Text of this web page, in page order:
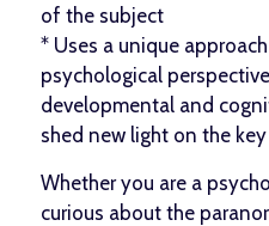
of the subject
* Uses a unique
psychological
developmental and
shed new light on the
Whether you are a
curious about the